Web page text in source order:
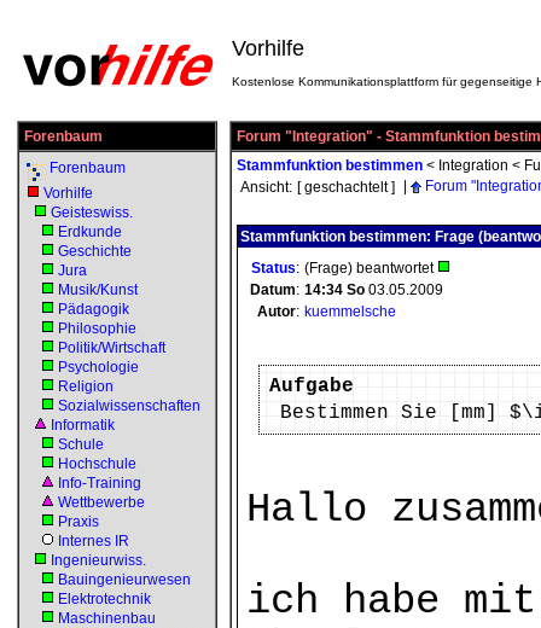
Vorhilfe
Kostenlose Kommunikationsplattform für gegenseitige
Forenbaum
Forenbaum
Vorhilfe
Geisteswiss.
Erdkunde
Geschichte
Jura
Musik/Kunst
Pädagogik
Philosophie
Politik/Wirtschaft
Psychologie
Religion
Sozialwissenschaften
Informatik
Schule
Hochschule
Info-Training
Wettbewerbe
Praxis
Internes IR
Ingenieurwiss.
Bauingenieurwesen
Elektrotechnik
Maschinenbau
Forum "Integration" - Stammfunktion
Stammfunktion bestimmen < Integration <
Ansicht: [ geschachtelt ] Forum
Stammfunktion bestimmen: Frage
Status: (Frage) beantwortet
Datum: 14:34 So 03.05.2009
Autor: kuemmelsche
Aufgabe
Bestimmen Sie
Hallo
ich habe